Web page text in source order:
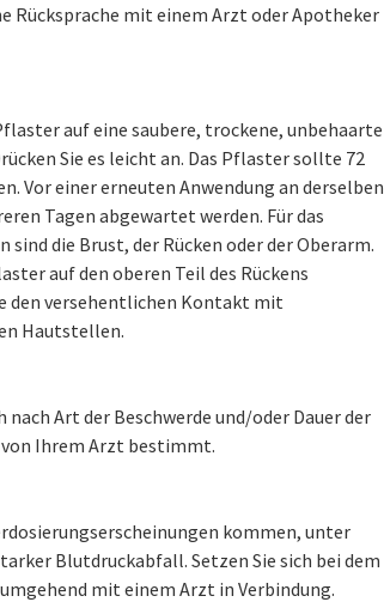
Rücksprache mit einem Arzt oder Apotheker
auf eine saubere, trockene, unbehaarte
Sie es leicht an. Das Pflaster sollte 72
Vor einer erneuten Anwendung an derselben
Tagen abgewartet werden. Für das
die Brust, der Rücken oder der Oberarm.
auf den oberen Teil des Rückens
den versehentlichen Kontakt mit
Hautstellen.
Art der Beschwerde und/oder Dauer der
Ihrem Arzt bestimmt.
kommen, unter
Blutdruckabfall. Setzen Sie sich bei dem
mit einem Arzt in Verbindung.